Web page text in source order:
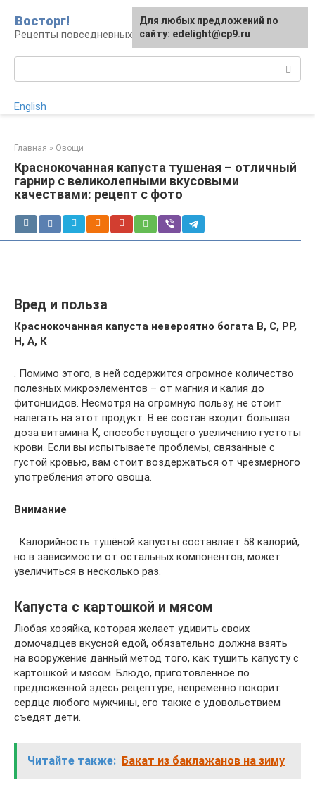
контенту
Восторг!
Рецепты повседневных и праздничных блюд
English
Главная » Овощи
Краснокочанная капуста тушеная – отличный
гарнир с великолепными вкусовыми
качествами: рецепт с фото
Вред и польза
Краснокочанная капуста невероятно богата В, С, РР,
Н, А, К
. Помимо этого, в ней содержится огромное количество
полезных микроэлементов – от магния и калия до
фитонцидов. Несмотря на огромную пользу, не стоит
налегать на этот продукт. В её состав входит большая
доза витамина К, способствующего увеличению густоты
крови. Если вы испытываете проблемы, связанные с
густой кровью, вам стоит воздержаться от чрезмерного
употребления этого овоща.
Внимание
: Калорийность тушёной капусты составляет 58 калорий,
но в зависимости от остальных компонентов, может
увеличиться в несколько раз.
Капуста с картошкой и мясом
Любая хозяйка, которая желает удивить своих
домочадцев вкусной едой, обязательно должна взять
на вооружение данный метод того, как тушить капусту с
картошкой и мясом. Блюдо, приготовленное по
предложенной здесь рецептуре, непременно покорит
сердце любого мужчины, его также с удовольствием
съедят дети.
Читайте также: Бакат из баклажанов на зиму
Для любых предложений по
сайту: edelight@cp9.ru